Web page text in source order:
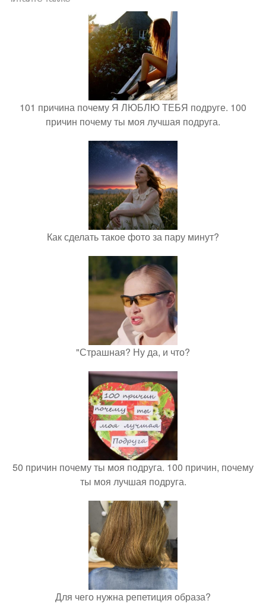
101 причина почему Я ЛЮБЛЮ ТЕБЯ подруге. 100
причин почему ты моя лучшая подруга.
Как сделать такое фото за пару минут?
"Страшная? Ну да, и что?
50 причин почему ты моя подруга. 100 причин, почему
ты моя лучшая подруга.
Для чего нужна репетиция образа?